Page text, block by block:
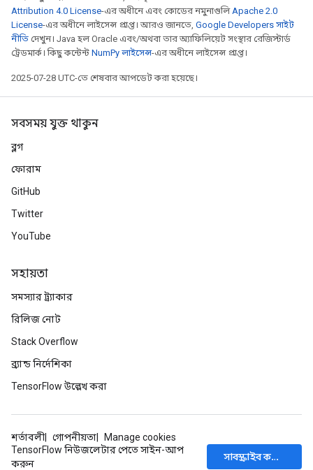
Attribution 4.0 License-এর অধীনে এবং কোডের নমুনাগুলিApache 2.0
License-এর অধীনে লাইসেন্স প্রাপ্ত। আরও জানতে, Google Developers সাইট
নীতি দেখুন। Java হল Oracle এবং/অথবা তার অ্যাফিলিয়েট সংস্থার রেজিস্টার্ড
ট্রেডমার্ক। কিছু কন্টেন্ট NumPy লাইসেন্স-এর অধীনে লাইসেন্স প্রাপ্ত।
2025-07-28 UTC-তে শেষবার আপডেট করা হয়েছে।
সবসময় যুক্ত থাকুন
ব্লগ
ফোরাম
GitHub
Twitter
YouTube
সহায়তা
সমস্যার ট্র্যাকার
রিলিজ নোট
Stack Overflow
ব্র্যান্ড নির্দেশিকা
TensorFlow উল্লেখ করা
শর্তাবলী গোপনীয়তা
Manage cookies
TensorFlow নিউজলেটার পেতে সাইন-আপ
করুন
সাবস্ক্রাইব করুন